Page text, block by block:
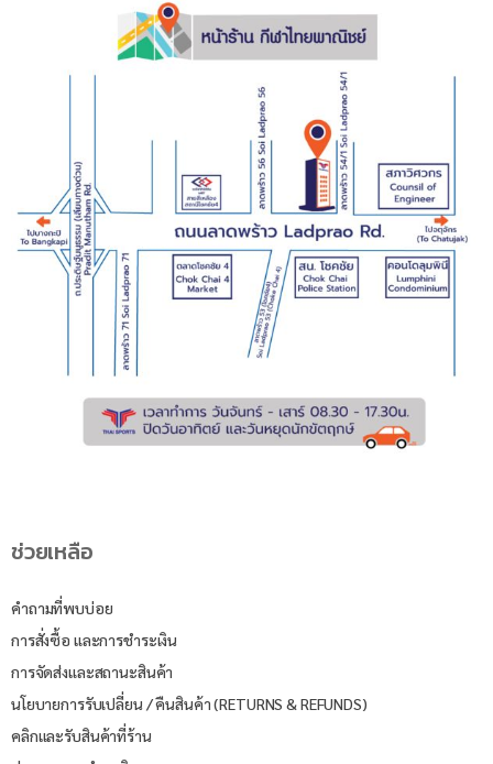
ช่วยเหลือ
คำถามที่พบบ่อย
การสั่งซื้อ และการชำระเงิน
การจัดส่งและสถานะสินค้า
นโยบายการรับเปลี่ยน / คืนสินค้า (RETURNS & REFUNDS)
คลิกและรับสินค้าที่ร้าน